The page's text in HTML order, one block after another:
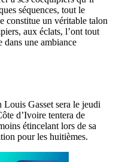
séquences, tout le
constitue un véritable talon
aux éclats, l’ont tout
dans une ambiance
Louis Gasset sera le jeudi
d’Ivoire tentera de
étincelant lors de sa
pour les huitièmes.